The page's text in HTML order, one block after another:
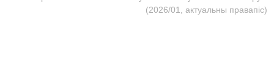
(2026/01, актуальны правапіс)